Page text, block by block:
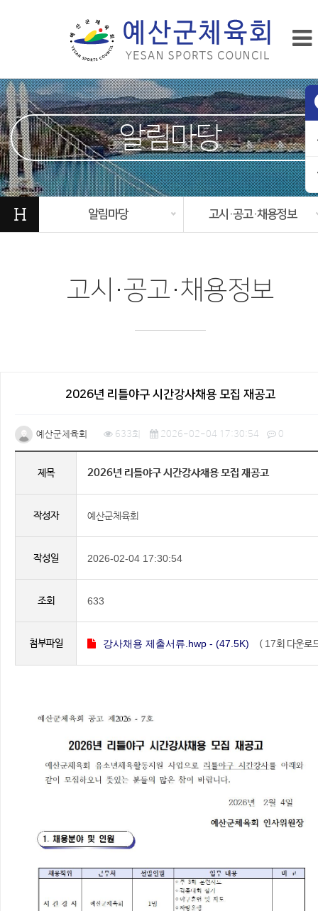
알림마당
H 알림마당 고시·공고·채용정보
고시·공고·채용정보
2026년 리틀야구 시간강사채용 모집 재공고
예산군체육회 633회 2026-02-04 17:30:54 0
제목 2026년 리틀야구 시간강사채용 모집 재공고
작성자 예산군체육회
작성일 2026-02-04 17:30:54
조회 633
첨부파일 강사채용 제출서류.hwp - (47.5K) ( 17회 다운로